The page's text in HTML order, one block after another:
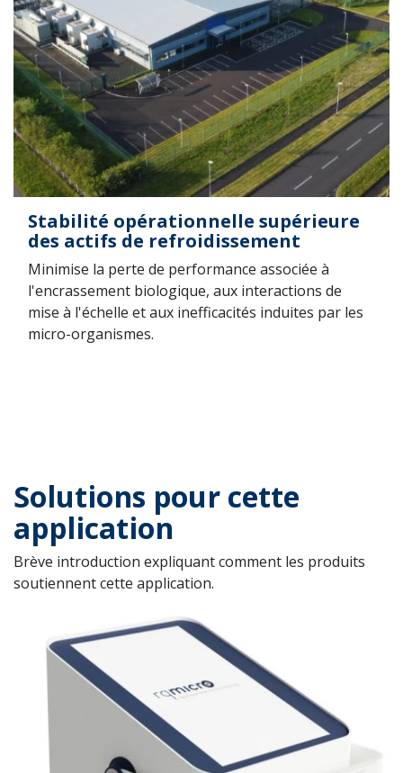
Stabilité opérationnelle supérieure
des actifs de refroidissement
Minimise la perte de performance associée à
l'encrassement biologique, aux interactions de
mise à l'échelle et aux inefficacités induites par les
micro-organismes.
Solutions pour cette
application
Brève introduction expliquant comment les produits
soutiennent cette application.